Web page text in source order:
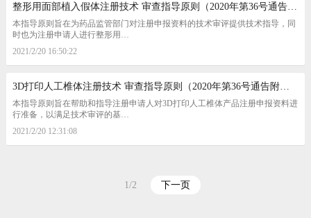
整形用面部植入假体注册技术 审查指导原则（2020年第36号通告…
本指导原则旨在为药品监管部门对注册申报资料的技术审评提供技术指导，同
时也为注册申请人进行整形用…
2021/2/20 16:50:22
3D打印人工椎体注册技术 审查指导原则（2020年第36号通告附件…
本指导原则旨在帮助和指导注册申请人对3D打印人工椎体产品注册申报资料进
行准备，以满足技术审评的基…
2021/2/20 12:31:08
1/2 下一页